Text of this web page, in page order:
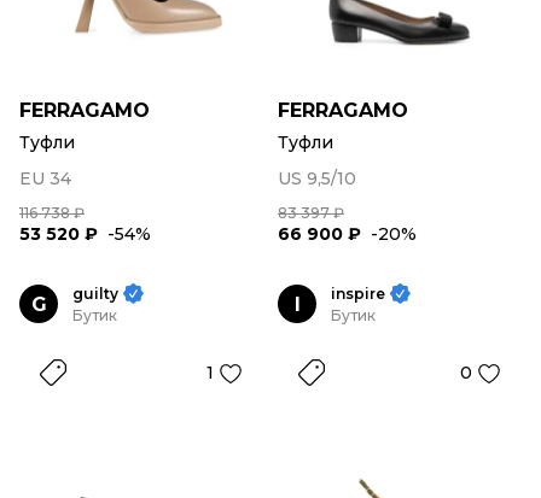
FERRAGAMO
Туфли
EU 34
116 738 ₽
53 520 ₽ -54%
FERRAGAMO
Туфли
US 9,5/10
83 397 ₽
66 900 ₽ -20%
G
guilty
Бутик
1
I
inspire
Бутик
0